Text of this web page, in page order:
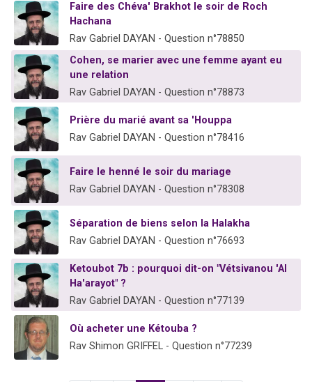
Faire des Chéva' Brakhot le soir de Roch
Hachana
Rav Gabriel DAYAN - Question n°78850
Cohen, se marier avec une femme ayant eu
une relation
Rav Gabriel DAYAN - Question n°78873
Prière du marié avant sa 'Houppa
Rav Gabriel DAYAN - Question n°78416
Faire le henné le soir du mariage
Rav Gabriel DAYAN - Question n°78308
Séparation de biens selon la Halakha
Rav Gabriel DAYAN - Question n°76693
Ketoubot 7b : pourquoi dit-on "Vétsivanou 'Al
Ha'arayot" ?
Rav Gabriel DAYAN - Question n°77139
Où acheter une Kétouba ?
Rav Shimon GRIFFEL - Question n°77239